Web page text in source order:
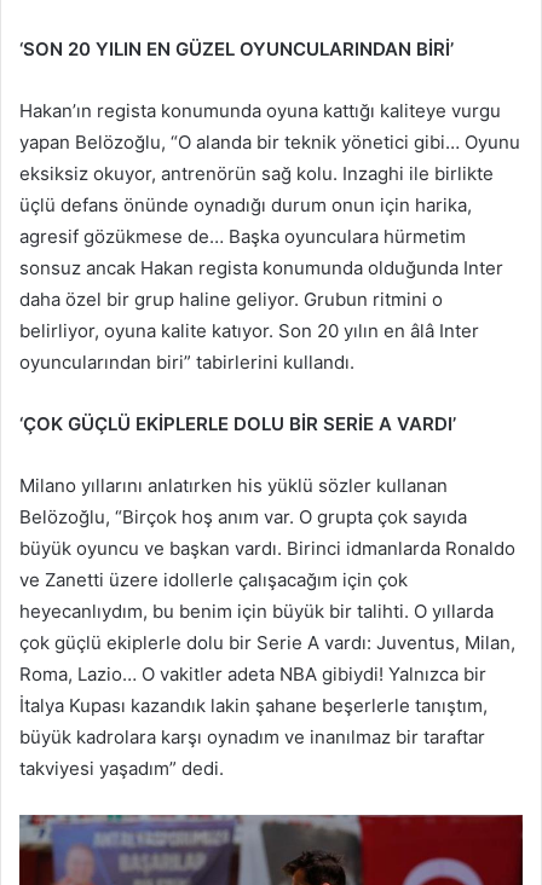
‘SON 20 YILIN EN GÜZEL OYUNCULARINDAN BİRİ’
Hakan’ın regista konumunda oyuna kattığı kaliteye vurgu
yapan Belözoğlu, “O alanda bir teknik yönetici gibi… Oyunu
eksiksiz okuyor, antrenörün sağ kolu. Inzaghi ile birlikte
üçlü defans önünde oynadığı durum onun için harika,
agresif gözükmese de… Başka oyunculara hürmetim
sonsuz ancak Hakan regista konumunda olduğunda Inter
daha özel bir grup haline geliyor. Grubun ritmini o
belirliyor, oyuna kalite katıyor. Son 20 yılın en âlâ Inter
oyuncularından biri” tabirlerini kullandı.
‘ÇOK GÜÇLÜ EKİPLERLE DOLU BİR SERİE A VARDI’
Milano yıllarını anlatırken his yüklü sözler kullanan
Belözoğlu, “Birçok hoş anım var. O grupta çok sayıda
büyük oyuncu ve başkan vardı. Birinci idmanlarda Ronaldo
ve Zanetti üzere idollerle çalışacağım için çok
heyecanlıydım, bu benim için büyük bir talihti. O yıllarda
çok güçlü ekiplerle dolu bir Serie A vardı: Juventus, Milan,
Roma, Lazio… O vakitler adeta NBA gibiydi! Yalnızca bir
İtalya Kupası kazandık lakin şahane beşerlerle tanıştım,
büyük kadrolara karşı oynadım ve inanılmaz bir taraftar
takviyesi yaşadım” dedi.